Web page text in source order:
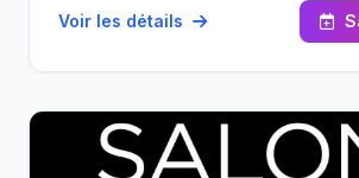
meuble, entre modernité et tradition.
Voir les détails